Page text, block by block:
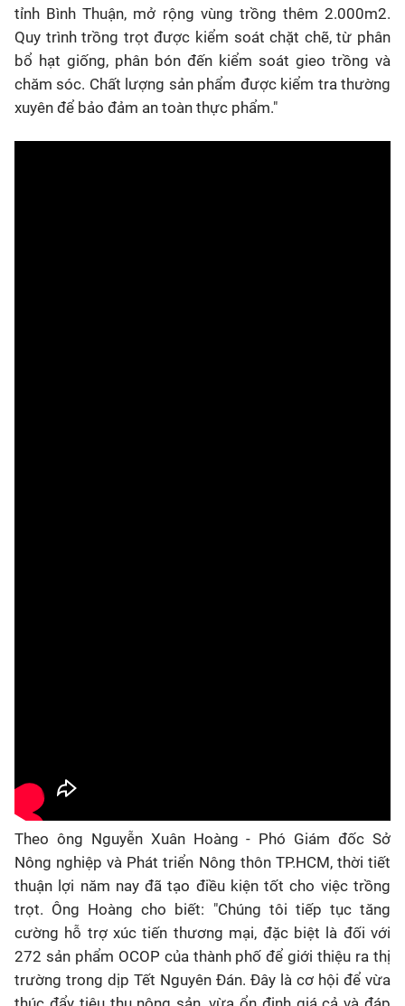
tỉnh Bình Thuận, mở rộng vùng trồng thêm 2.000m2.
Quy trình trồng trọt được kiểm soát chặt chẽ, từ phân
bổ hạt giống, phân bón đến kiểm soát gieo trồng và
chăm sóc. Chất lượng sản phẩm được kiểm tra thường
xuyên để bảo đảm an toàn thực phẩm."
Theo ông Nguyễn Xuân Hoàng - Phó Giám đốc Sở
Nông nghiệp và Phát triển Nông thôn TP.HCM, thời tiết
thuận lợi năm nay đã tạo điều kiện tốt cho việc trồng
trọt. Ông Hoàng cho biết: "Chúng tôi tiếp tục tăng
cường hỗ trợ xúc tiến thương mại, đặc biệt là đối với
272 sản phẩm OCOP của thành phố để giới thiệu ra thị
trường trong dịp Tết Nguyên Đán. Đây là cơ hội để vừa